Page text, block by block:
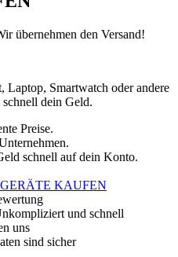
übernehmen den Versand!
Laptop, Smartwatch oder andere
dein Geld.
Preise.
schnell auf dein Konto.
GERÄTE KAUFEN
und schnell
uns
sind sicher